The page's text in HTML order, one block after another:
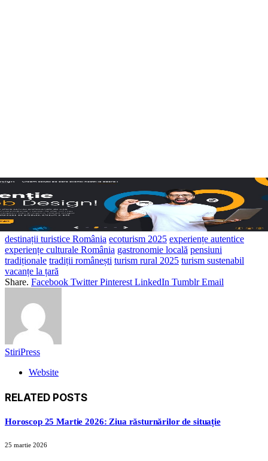
destinații turistice România ecoturism 2025 experiențe autentice
experiențe culturale România gastronomie locală pensiuni
tradiționale tradiții românești turism rural 2025 turism sustenabil
vacanțe la țară
Share. Facebook Twitter Pinterest LinkedIn Tumblr Email
StiriPress
Website
RELATED POSTS
Horoscop 25 Martie 2026: Ziua răsturnărilor de situație
25 martie 2026